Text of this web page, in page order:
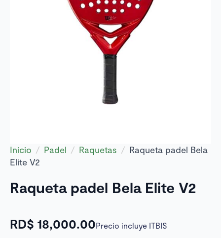
Inicio Padel Raquetas
Raqueta padel Bela
Elite V2
Raqueta padel Bela Elite V2
RD$ 18,000.00Precio incluye ITBIS